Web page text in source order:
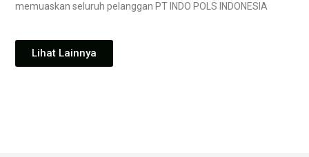
memuaskan seluruh pelanggan PT INDO POLS INDONESIA
Lihat Lainnya